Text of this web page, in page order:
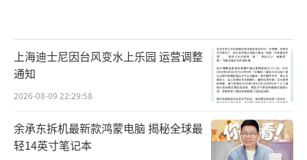
上海迪士尼因台风变水上乐园 运营调整
通知
2026-08-09 22:29:58
余承东拆机最新款鸿蒙电脑 揭秘全球最
轻14英寸笔记本